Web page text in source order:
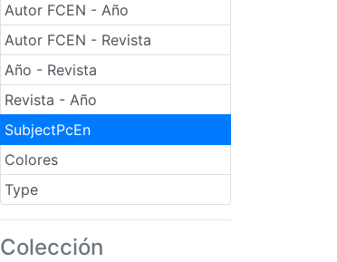
Autor FCEN - Año
Autor FCEN - Revista
Año - Revista
Revista - Año
SubjectPcEn
Colores
Type
Colección